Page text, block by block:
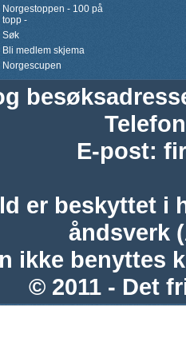
Norgestoppen - 100 på
topp -
Søk
Bli medlem skjema
Norgescupen
Telefon
E-post:
er beskyttet i
åndsverk
ikke benyttes
© 2011 - Det